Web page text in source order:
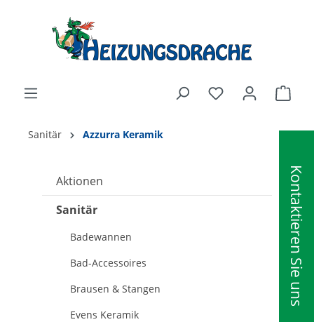
Kontaktieren Sie uns
Sanitär Azzurra Keramik
Aktionen
Sanitär
Badewannen
Bad-Accessoires
Brausen & Stangen
Evens Keramik